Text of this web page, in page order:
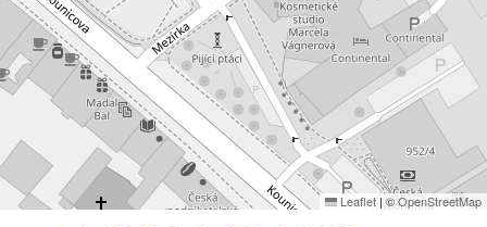
Leaflet | ©OpenStreetMap